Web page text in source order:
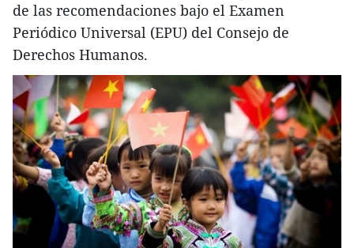
de las recomendaciones bajo el Examen
Periódico Universal (EPU) del Consejo de
Derechos Humanos.